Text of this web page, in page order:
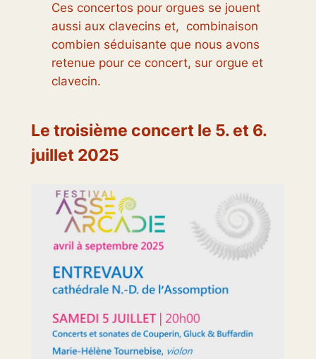
Ces concertos pour orgues se jouent
aussi aux clavecins et, combinaison
combien séduisante que nous avons
retenue pour ce concert, sur orgue et
clavecin.
Le troisième concert le 5. et 6.
juillet 2025